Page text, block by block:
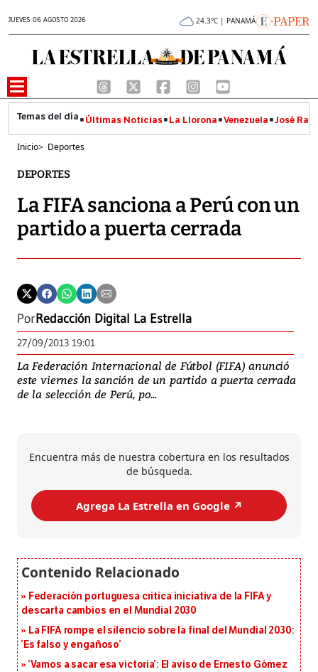
JUEVES 06 AGOSTO 2026 24.3°C | PANAMÁ
Últimas Noticias La Llorona Venezuela José
Inicio> Deportes
DEPORTES
La FIFA sanciona a Perú con un
partido a puerta cerrada
PorRedacción Digital La Estrella
27/09/2013 19:01
La Federación Internacional de Fútbol (FIFA) anunció
este viernes la sanción de un partido a puerta cerrada
de la selección de Perú, po...
Encuentra más de nuestra cobertura en los resultados
de búsqueda.
Agrega La Estrella en Google ↗️
Federación portuguesa critica iniciativa de la FIFA y
descarta cambios en el Mundial 2030
La FIFA rompe el silencio sobre la final del Mundial 2030:
‘Es falso y engañoso’
‘Vamos a sacar esa victoria’: El aviso de Ernesto Gómez